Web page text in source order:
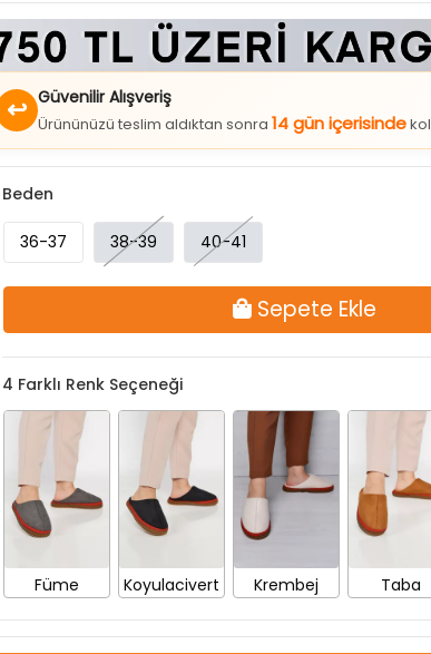
↩ Güvenilir Alışveriş
Ürününüzü teslim aldıktan sonra14 gün içerisinde
36-37
Sepete Ekle
4Farklı Renk Seçeneği
Füme Koyulacivert Krembej Taba
Koleksiyona Ekle